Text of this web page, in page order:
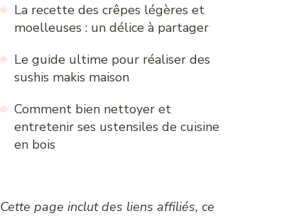
La recette des crêpes légères et
moelleuses : un délice à partager
Le guide ultime pour réaliser des
sushis makis maison
Comment bien nettoyer et
entretenir ses ustensiles de cuisine
en bois
Cette page inclut des liens affiliés, ce